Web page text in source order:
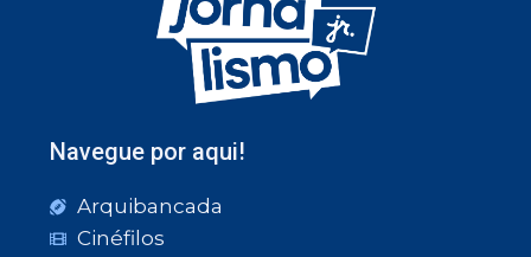
Navegue por aqui!
Arquibancada
Cinéfilos